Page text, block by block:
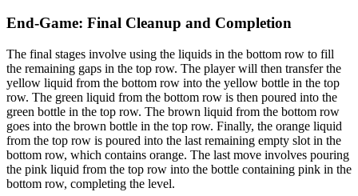
End-Game: Final Cleanup and Completion
The final stages involve using the liquids in the bottom row to fill
the remaining gaps in the top row. The player will then transfer the
yellow liquid from the bottom row into the yellow bottle in the top
row. The green liquid from the bottom row is then poured into the
green bottle in the top row. The brown liquid from the bottom row
goes into the brown bottle in the top row. Finally, the orange liquid
from the top row is poured into the last remaining empty slot in the
bottom row, which contains orange. The last move involves pouring
the pink liquid from the top row into the bottle containing pink in the
bottom row, completing the level.